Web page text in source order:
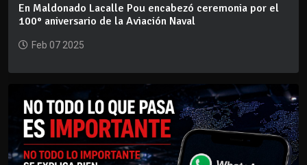
En Maldonado Lacalle Pou encabezó ceremonia por el
100° aniversario de la Aviación Naval
Feb 07 2025